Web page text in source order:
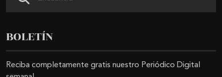
BOLETÍN
Reciba completamente gratis nuestro Periódico Digital